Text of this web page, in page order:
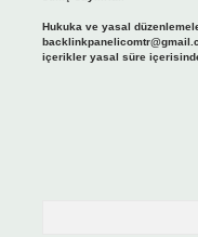
Hukuka ve yasal
içerikler yasal süre